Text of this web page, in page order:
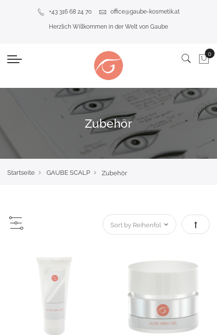
+43 316 68 24 70 office@gaube-kosmetik.at
Herzlich Willkommen in der Welt von Gaube
Zubehör
Startseite GAUBE SCALP Zubehör